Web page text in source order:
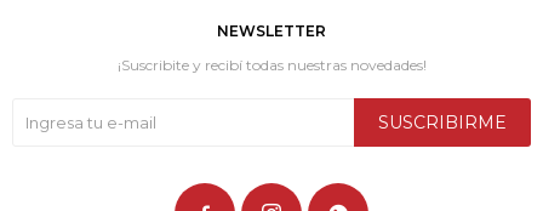
NEWSLETTER
¡Suscribite y recibí todas nuestras novedades!
SUSCRIBIRME